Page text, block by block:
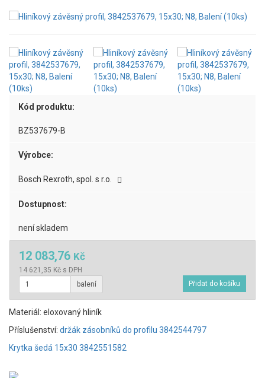
Kód produktu:
BZ537679-B
Výrobce:
Bosch Rexroth, spol. s r.o.
Dostupnost:
není skladem
12 083,76 Kč
14 621,35 Kč s DPH
balení
Materiál: eloxovaný hliník
Příslušenství: držák zásobníků do profilu 3842544797
Krytka šedá 15x30 3842551582